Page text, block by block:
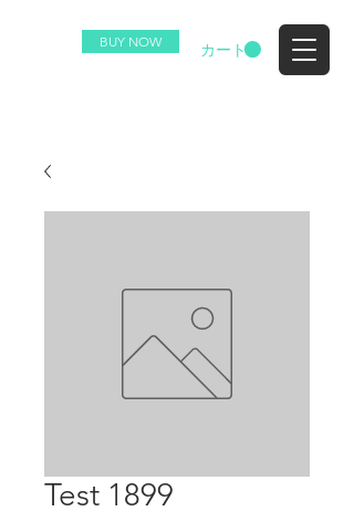
BUY NOW カート
Test 1899